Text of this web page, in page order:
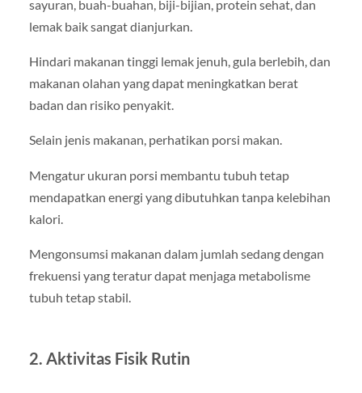
sayuran, buah-buahan, biji-bijian, protein sehat, dan
lemak baik sangat dianjurkan.
Hindari makanan tinggi lemak jenuh, gula berlebih, dan
makanan olahan yang dapat meningkatkan berat
badan dan risiko penyakit.
Selain jenis makanan, perhatikan porsi makan.
Mengatur ukuran porsi membantu tubuh tetap
mendapatkan energi yang dibutuhkan tanpa kelebihan
kalori.
Mengonsumsi makanan dalam jumlah sedang dengan
frekuensi yang teratur dapat menjaga metabolisme
tubuh tetap stabil.
2. Aktivitas Fisik Rutin